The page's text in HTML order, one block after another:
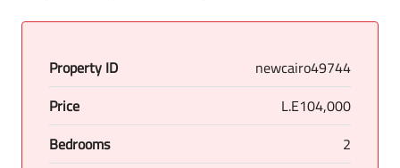
Property ID
newcairo49744
Price
L.E104,000
Bedrooms
2